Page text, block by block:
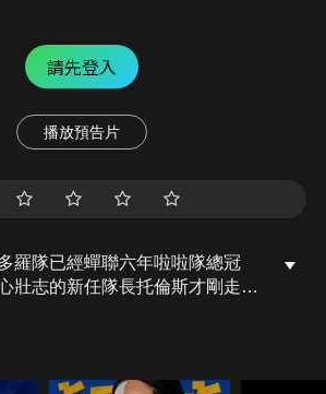
請先登入
播放預告片
羅隊已經蟬聯六年啦啦隊總冠
壯志的新任隊長托倫斯才剛走馬
托倫斯又該如何帶領隊上成員一